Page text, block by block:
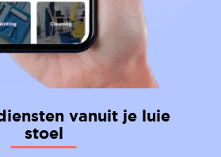
vanuit je luie
stoel